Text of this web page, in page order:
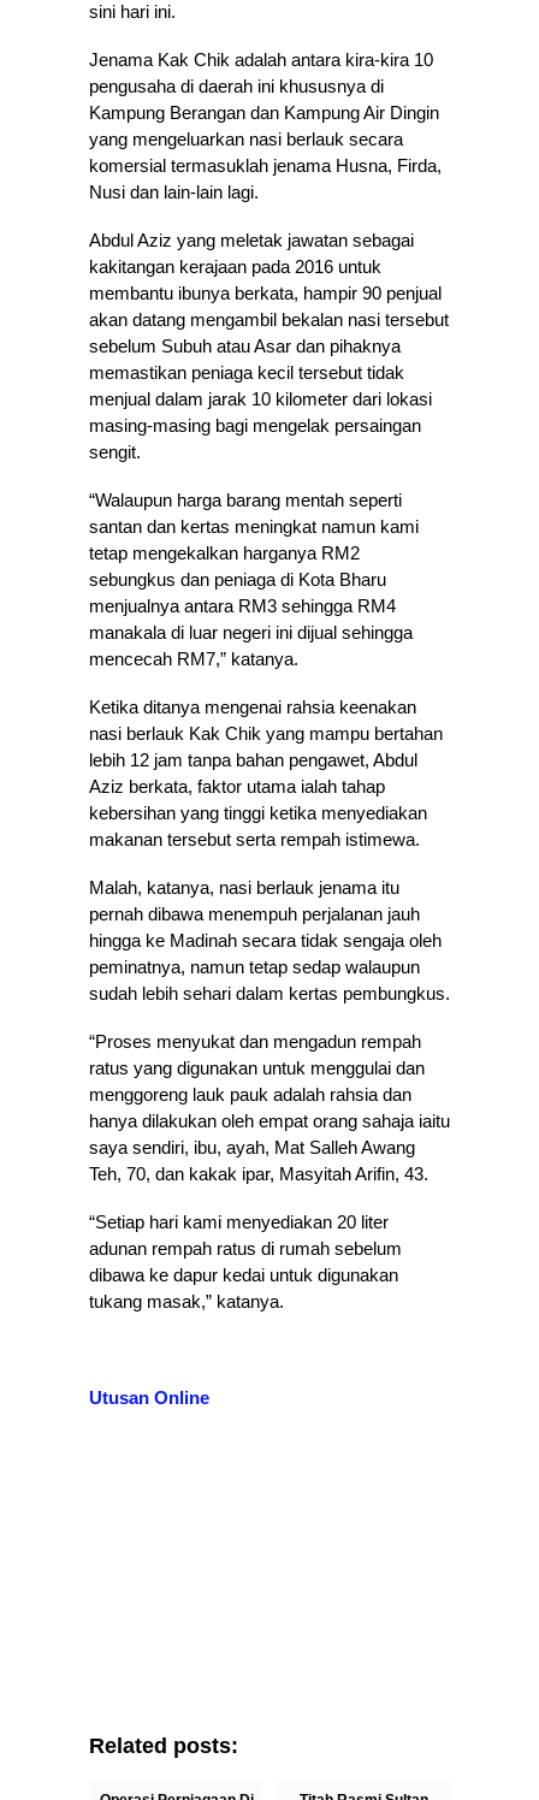
sini hari ini.
Jenama Kak Chik adalah antara kira-kira 10
pengusaha di daerah ini khususnya di
Kampung Berangan dan Kampung Air Dingin
yang mengeluarkan nasi berlauk secara
komersial termasuklah jenama Husna, Firda,
Nusi dan lain-lain lagi.
Abdul Aziz yang meletak jawatan sebagai
kakitangan kerajaan pada 2016 untuk
membantu ibunya berkata, hampir 90 penjual
akan datang mengambil bekalan nasi tersebut
sebelum Subuh atau Asar dan pihaknya
memastikan peniaga kecil tersebut tidak
menjual dalam jarak 10 kilometer dari lokasi
masing-masing bagi mengelak persaingan
sengit.
“Walaupun harga barang mentah seperti
santan dan kertas meningkat namun kami
tetap mengekalkan harganya RM2
sebungkus dan peniaga di Kota Bharu
menjualnya antara RM3 sehingga RM4
manakala di luar negeri ini dijual sehingga
mencecah RM7,” katanya.
Ketika ditanya mengenai rahsia keenakan
nasi berlauk Kak Chik yang mampu bertahan
lebih 12 jam tanpa bahan pengawet, Abdul
Aziz berkata, faktor utama ialah tahap
kebersihan yang tinggi ketika menyediakan
makanan tersebut serta rempah istimewa.
Malah, katanya, nasi berlauk jenama itu
pernah dibawa menempuh perjalanan jauh
hingga ke Madinah secara tidak sengaja oleh
peminatnya, namun tetap sedap walaupun
sudah lebih sehari dalam kertas pembungkus.
“Proses menyukat dan mengadun rempah
ratus yang digunakan untuk menggulai dan
menggoreng lauk pauk adalah rahsia dan
hanya dilakukan oleh empat orang sahaja iaitu
saya sendiri, ibu, ayah, Mat Salleh Awang
Teh, 70, dan kakak ipar, Masyitah Arifin, 43.
“Setiap hari kami menyediakan 20 liter
adunan rempah ratus di rumah sebelum
dibawa ke dapur kedai untuk digunakan
tukang masak,” katanya.
Utusan Online
Related posts: